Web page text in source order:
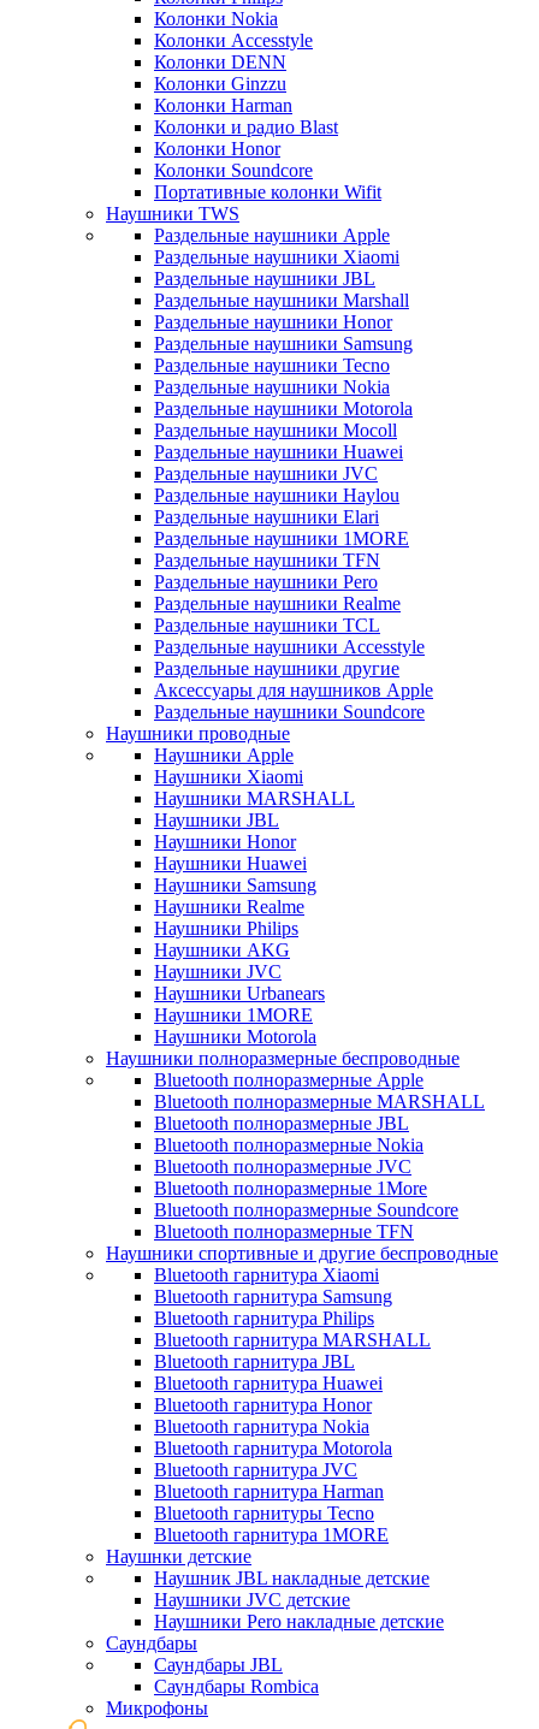
Колонки Nokia
Колонки Accesstyle
Колонки DENN
Колонки Ginzzu
Колонки Harman
Колонки и радио Blast
Колонки Honor
Колонки Soundcore
Портативные колонки Wifit
Наушники TWS
Раздельные наушники Apple
Раздельные наушники Xiaomi
Раздельные наушники JBL
Раздельные наушники Marshall
Раздельные наушники Honor
Раздельные наушники Samsung
Раздельные наушники Tecno
Раздельные наушники Nokia
Раздельные наушники Motorola
Раздельные наушники Mocoll
Раздельные наушники Huawei
Раздельные наушники JVC
Раздельные наушники Haylou
Раздельные наушники Elari
Раздельные наушники 1MORE
Раздельные наушники TFN
Раздельные наушники Pero
Раздельные наушники Realme
Раздельные наушники TCL
Раздельные наушники Accesstyle
Раздельные наушники другие
Аксессуары для наушников Apple
Раздельные наушники Soundcore
Наушники проводные
Наушники Apple
Наушники Xiaomi
Наушники MARSHALL
Наушники JBL
Наушники Honor
Наушники Huawei
Наушники Samsung
Наушники Realme
Наушники Philips
Наушники AKG
Наушники JVC
Наушники Urbanears
Наушники 1MORE
Наушники Motorola
Наушники полноразмерные беспроводные
Bluetooth полноразмерные Apple
Bluetooth полноразмерные MARSHALL
Bluetooth полноразмерные JBL
Bluetooth полноразмерные Nokia
Bluetooth полноразмерные JVC
Bluetooth полноразмерные 1More
Bluetooth полноразмерные Soundcore
Bluetooth полноразмерные TFN
Наушники спортивные и другие беспроводные
Bluetooth гарнитура Xiaomi
Bluetooth гарнитура Samsung
Bluetooth гарнитура Philips
Bluetooth гарнитура MARSHALL
Bluetooth гарнитура JBL
Bluetooth гарнитура Huawei
Bluetooth гарнитура Honor
Bluetooth гарнитура Nokia
Bluetooth гарнитура Motorola
Bluetooth гарнитура JVC
Bluetooth гарнитура Harman
Bluetooth гарнитуры Tecno
Bluetooth гарнитура 1MORE
Наушнки детские
Наушник JBL накладные детские
Наушники JVC детские
Наушники Pero накладные детские
Саундбары
Саундбары JBL
Саундбары Rombica
Микрофоны